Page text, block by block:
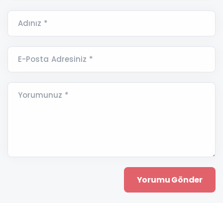
Adınız *
E-Posta Adresiniz *
Yorumunuz *